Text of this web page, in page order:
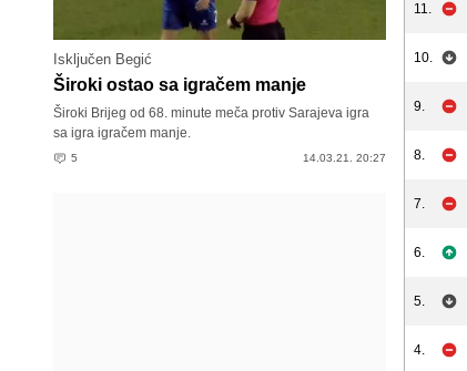
Isključen Begić
Široki ostao sa igračem manje
Široki Brijeg od 68. minute meča protiv Sarajeva igra
sa igra igračem manje.
5 14.03.21. 20:27
11.
10.
9.
8.
7.
6.
5.
4.